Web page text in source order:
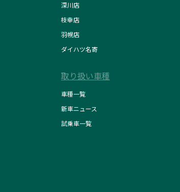
深川店
枝幸店
羽幌店
ダイハツ名寄
取り扱い車種
車種一覧
新車ニュース
試乗車一覧